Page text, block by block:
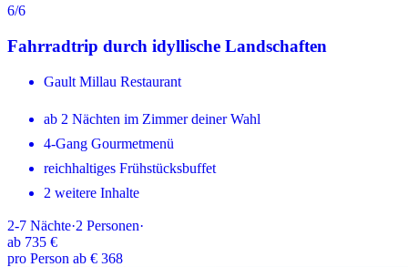
6/6
Fahrradtrip durch idyllische Landschaften
Gault Millau Restaurant
ab 2 Nächten im Zimmer deiner Wahl
4-Gang Gourmetmenü
reichhaltiges Frühstücksbuffet
2 weitere Inhalte
2-7 Nächte·2 Personen·
ab 735 €
pro Person ab € 368